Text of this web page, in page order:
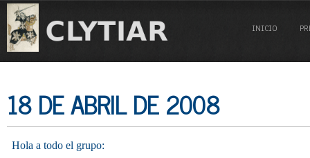
INICIO
18 DE ABRIL DE 2008
Hola a todo el grupo: